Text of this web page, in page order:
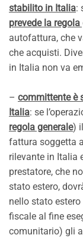
stabilito in Italia:
prevede la regola
autofattura, che
che acquisti.
in Italia non va
– committente è
Italia: se
regola generale)
fattura soggetta
rilevante in Italia
prestatore, che
stato estero,
nello stato
fiscale al fine
comunitario) gli